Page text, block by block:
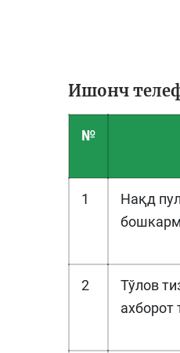
Ишонч
№
1
Нақд
2
Тўлов
ахборот